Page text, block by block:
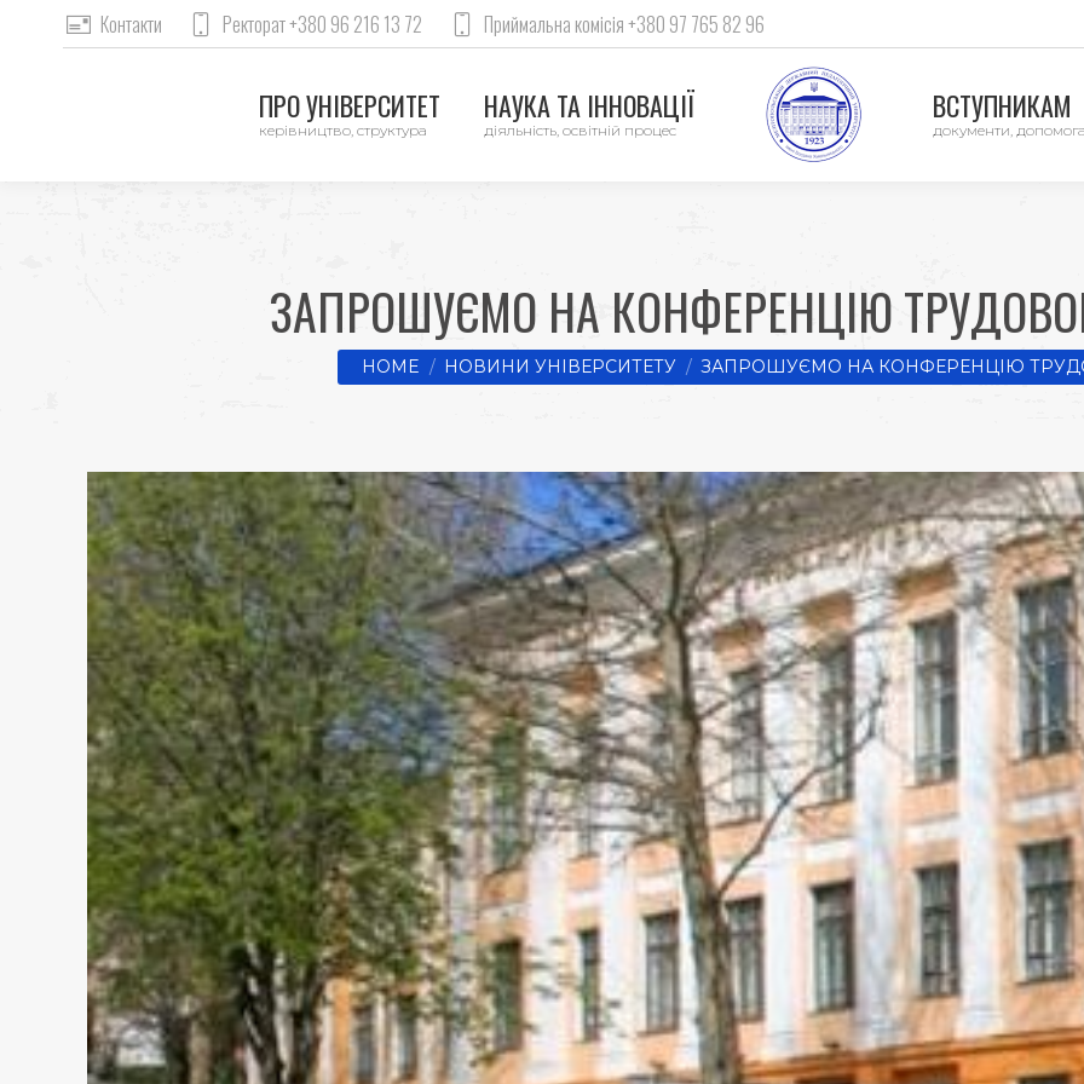
Контакти Ректорат +380 96 216 13 72 Приймальна комісія +380 97 765 82 96
ПРО УНІВЕРСИТЕТ
керівництво, структура
НАУКА ТА ІННОВАЦІЇ
діяльність, освітній процес
ВСТУПНИКАМ
документи,
ЗАПРОШУЄМО НА КОНФЕРЕНЦІЮ
You are here:
HOME НОВИНИ УНІВЕРСИТЕТУ ЗАПРОШУЄМО НА КОНФЕРЕНЦІЮ